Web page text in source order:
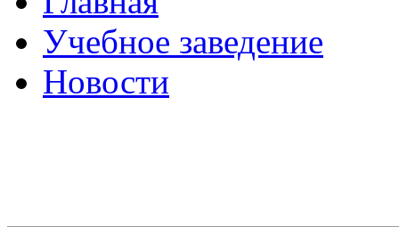
Учебное заведение
Новости